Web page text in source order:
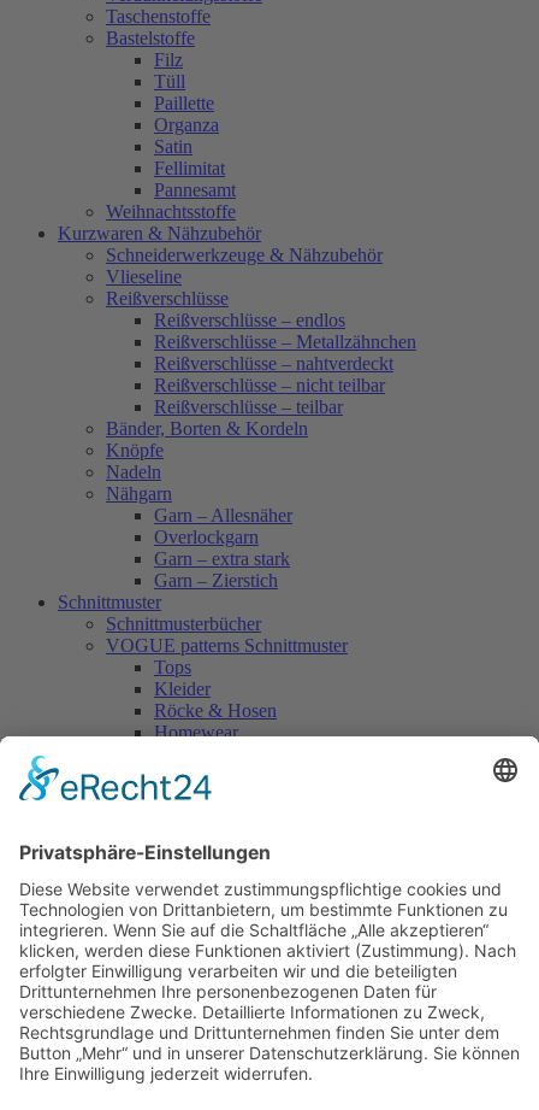
Taschenstoffe
Bastelstoffe
Filz
Tüll
Paillette
Organza
Satin
Fellimitat
Pannesamt
Weihnachtsstoffe
Kurzwaren & Nähzubehör
Schneiderwerkzeuge & Nähzubehör
Vlieseline
Reißverschlüsse
Reißverschlüsse – endlos
Reißverschlüsse – Metallzähnchen
Reißverschlüsse – nahtverdeckt
Reißverschlüsse – nicht teilbar
Reißverschlüsse – teilbar
Bänder, Borten & Kordeln
Knöpfe
Nadeln
Nähgarn
Garn – Allesnäher
Overlockgarn
Garn – extra stark
Garn – Zierstich
Schnittmuster
Schnittmusterbücher
VOGUE patterns Schnittmuster
Tops
Kleider
Röcke & Hosen
Homewear
Vogue Vintage
Herren
Accessoires
Einzelschnittmuster Burda
Tops
Kleider
Röcke & Hosen
Homewear
Jacken & Mäntel
Curvy
Herren
Kids
Burda Fantasy
Accessoires & Deko